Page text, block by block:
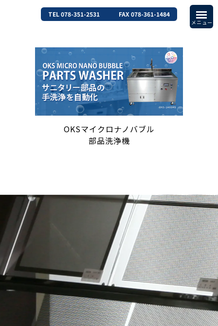
TEL 078-351-2531 FAX 078-361-1484
OKSマイクロナノバブル
部品洗浄機